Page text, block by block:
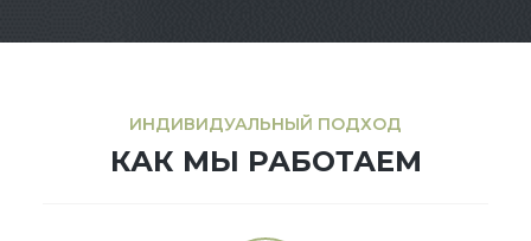
ИНДИВИДУАЛЬНЫЙ ПОДХОД
КАК МЫ РАБОТАЕМ